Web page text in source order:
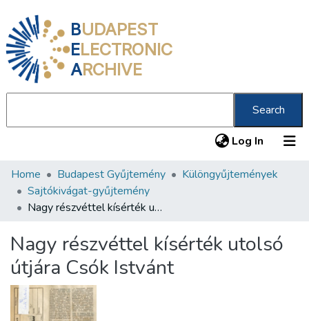
BUDAPEST
ELECTRONIC
ARCHIVE
Search
Log In (current)
Communities & Collections
All of DSpace
About us
Home Budapest Gyűjtemény
Különgyűjtemények
Sajtókivágat-gyűjtemény
Nagy részvéttel kísérték utolsó útjára Csók Istvánt
Nagy részvéttel kísérték utolsó
útjára Csók Istvánt